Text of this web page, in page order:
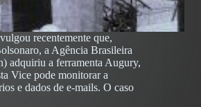
recentemente que,
a Agência Brasileira
adquiriu a ferramenta Augury,
Vice pode monitorar a
e dados de e-mails. O caso